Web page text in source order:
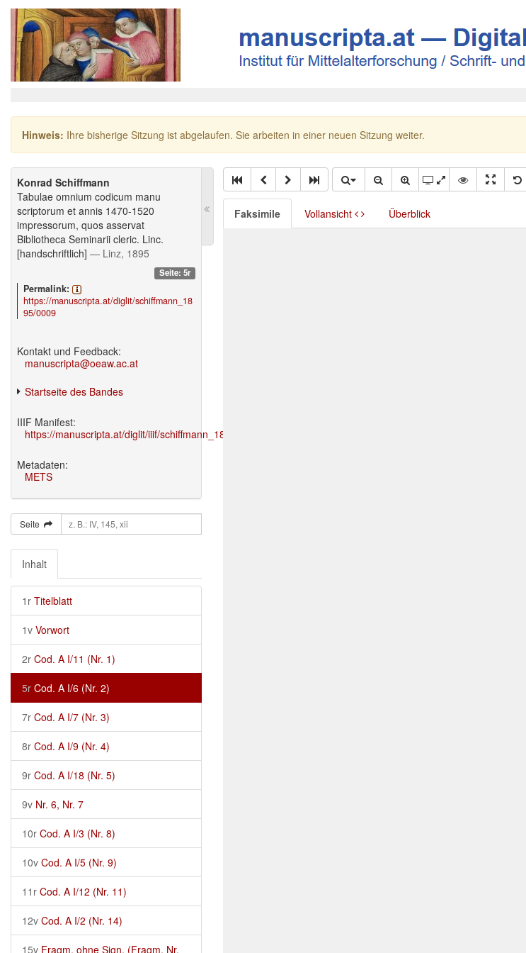
Hinweis: Ihre bisherige Sitzung ist abgelaufen. Sie arbeiten in einer neuen Sitzung weiter.
Konrad Schiffmann
Tabulae omnium codicum manu
scriptorum et annis 1470-1520
impressorum, quos asservat
Bibliotheca Seminarii cleric. Linc.
[handschriftlich] — Linz, 1895
Seite: 5r
Permalink:
https://manuscripta.at/diglit/schiffmann_18
95/0009
Kontakt und Feedback:
manuscripta@oeaw.ac.at
Startseite des Bandes
IIIF Manifest:
https://manuscripta.at/diglit/iiif/schiffmann_1895/manifest.json
Metadaten:
METS
Seite
Inhalt
1r Titelblatt
1v Vorwort
2r Cod. A I/11 (Nr. 1)
5r Cod. A I/6 (Nr. 2)
7r Cod. A I/7 (Nr. 3)
8r Cod. A I/9 (Nr. 4)
9r Cod. A I/18 (Nr. 5)
9v Nr. 6, Nr. 7
10r Cod. A I/3 (Nr. 8)
10v Cod. A I/5 (Nr. 9)
11r Cod. A I/12 (Nr. 11)
12v Cod. A I/2 (Nr. 14)
15v Fragm. ohne Sign. (Fragm. Nr.
Faksimile Vollansicht Überblick